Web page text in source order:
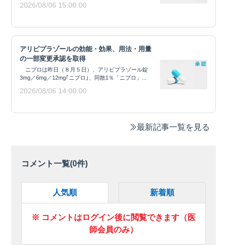
2026/08/06 15:00:00
アリピプラゾールの効能・効果、用法・用量
の一部変更承認を取得
ニプロは昨日（８月５日）、アリピプラゾール錠
3mg／6mg／12mg｢ニプロ｣、同散1％「ニプロ」...
2026/08/06 14:00:00
最新記事一覧を見る
コメント一覧(0件)
人気順 新着順
※ コメントはログイン後に閲覧できます（医
師会員のみ）